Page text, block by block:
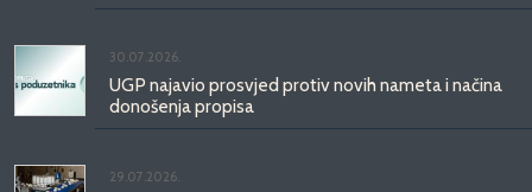
30.07.2026.
UGP najavio prosvjed protiv novih nameta i načina
donošenja propisa
29.07.2026.